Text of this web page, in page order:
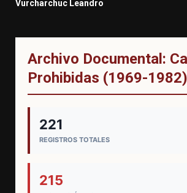
Vurcharchuc Leandro
Archivo Documental:
Prohibidas (1969-1982)
221
REGISTROS TOTALES
215